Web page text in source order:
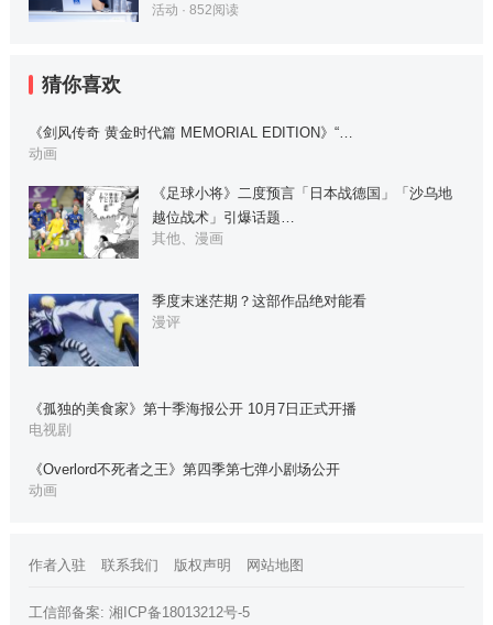
活动 · 852阅读
猜你喜欢
《剑风传奇 黄金时代篇 MEMORIAL EDITION》“…
动画
《足球小将》二度预言「日本战德国」「沙乌地
越位战术」引爆话题…
其他、漫画
季度末迷茫期？这部作品绝对能看
漫评
《孤独的美食家》第十季海报公开 10月7日正式开播
电视剧
《Overlord不死者之王》第四季第七弹小剧场公开
动画
作者入驻 联系我们 版权声明 网站地图
工信部备案: 湘ICP备18013212号-5